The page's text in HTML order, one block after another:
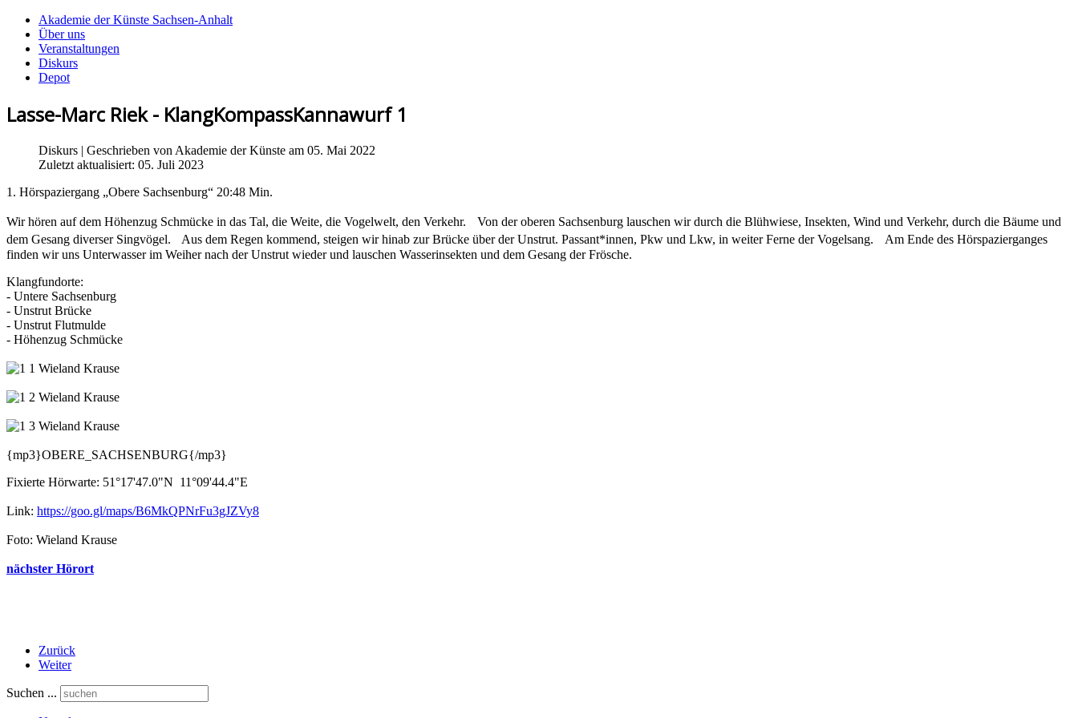
Akademie der Künste Sachsen-Anhalt
Über uns
Veranstaltungen
Diskurs
Depot
Lasse-Marc Riek - KlangKompassKannawurf 1
Diskurs | Geschrieben von Akademie der Künste am 05. Mai 2022
Zuletzt aktualisiert: 05. Juli 2023
1. Hörspaziergang „Obere Sachsenburg“ 20:48 Min.
Wir hören auf dem Höhenzug Schmücke in das Tal, die Weite, die Vogelwelt, den Verkehr. Von der oberen Sachsenburg lauschen wir durch die Blühwiese, Insekten, Wind und Verkehr, durch die Bäume und
dem Gesang diverser Singvögel. Aus dem Regen kommend, steigen wir hinab zur Brücke über der Unstrut. Passant*innen, Pkw und Lkw, in weiter Ferne der Vogelsang. Am Ende des Hörspazierganges
finden wir uns Unterwasser im Weiher nach der Unstrut wieder und lauschen Wasserinsekten und dem Gesang der Frösche.
Klangfundorte:
- Untere Sachsenburg
- Unstrut Brücke
- Unstrut Flutmulde
- Höhenzug Schmücke
{mp3}OBERE_SACHSENBURG{/mp3}
Fixierte Hörwarte: 51°17'47.0"N 11°09'44.4"E
Link: https://goo.gl/maps/B6MkQPNrFu3gJZVy8
Foto: Wieland Krause
nächster Hörort
Zurück
Weiter
Suchen ...